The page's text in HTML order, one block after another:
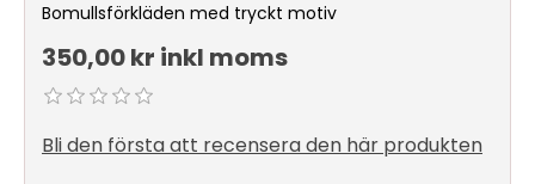
Bomullsförkläden med tryckt motiv
350,00 kr inkl moms
Bli den första att recensera den här produkten